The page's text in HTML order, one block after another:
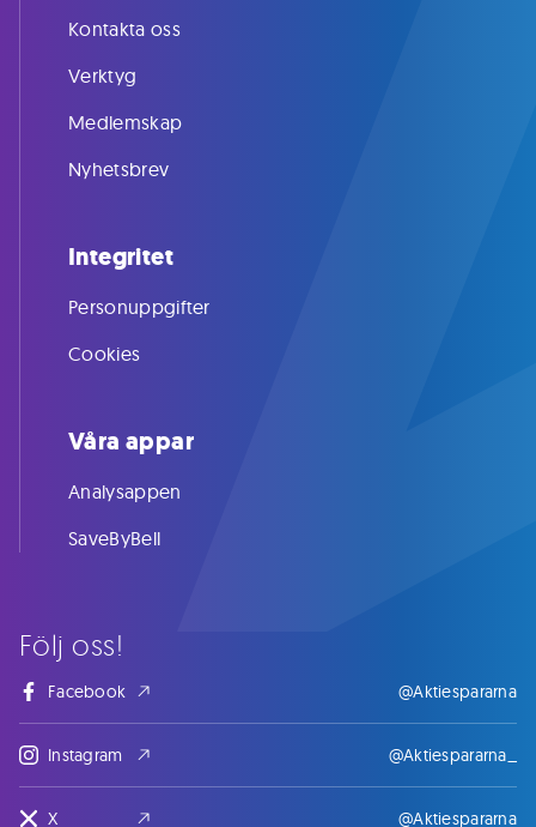
Följ oss!
Facebook @Aktiespararna
Instagram @Aktiespararna_
X @Aktiespararna
Kontakta oss
Verktyg
Medlemskap
Nyhetsbrev
Integritet
Personuppgifter
Cookies
Våra appar
Analysappen
SaveByBell